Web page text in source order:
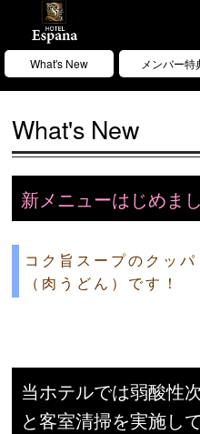
What's New メンバー特
What's New
新メニューはじめま
コク旨スープのクッ
（肉うどん）です！
当ホテルでは弱酸性
と客室清掃を実施し